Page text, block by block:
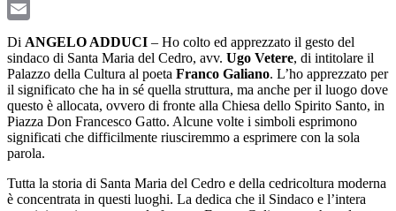
LinkedIn
Di ANGELO ADDUCI – Ho colto ed apprezzato il gesto del
sindaco di Santa Maria del Cedro, avv. Ugo Vetere, di intitolare il
Palazzo della Cultura al poeta Franco Galiano. L’ho apprezzato per
il significato che ha in sé quella struttura, ma anche per il luogo dove
questo è allocata, ovvero di fronte alla Chiesa dello Spirito Santo, in
Piazza Don Francesco Gatto. Alcune volte i simboli esprimono
significati che difficilmente riusciremmo a esprimere con la sola
parola.
Tutta la storia di Santa Maria del Cedro e della cedricoltura moderna
è concentrata in questi luoghi. La dedica che il Sindaco e l’intera